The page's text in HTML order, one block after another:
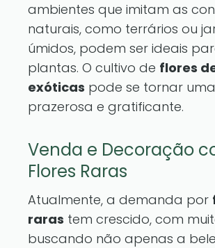
ambientes que imitam as
naturais, como terrários ou
úmidos, podem ser ideais
plantas. O cultivo de flores
exóticas pode se tornar
prazerosa e gratificante.
Venda e Decoração
Flores Raras
Atualmente, a demanda por
raras tem crescido, com
buscando não apenas a